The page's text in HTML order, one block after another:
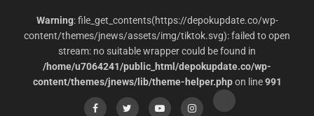
Warning: file_get_contents(https://depokupdate.co/wp-
content/themes/jnews/assets/img/tiktok.svg): failed to open
stream: no suitable wrapper could be found in
/home/u7064241/public_html/depokupdate.co/wp-
content/themes/jnews/lib/theme-helper.phpon line991